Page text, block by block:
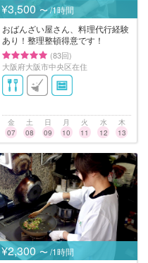
¥3,500 〜 /1時間
おばんざい屋さん、料理代行経験
あり！整理整頓得意です！
(83回)
大阪府大阪市中央区在住
金
07
土
08
日
09
月
10
火
11
水
12
木
13
¥2,300 〜 /1時間